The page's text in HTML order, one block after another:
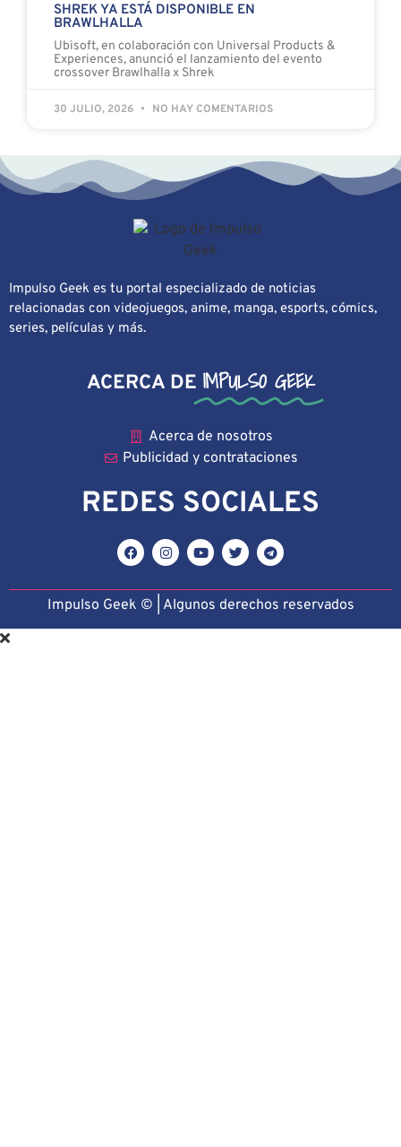
SHREK YA ESTÁ DISPONIBLE EN
BRAWLHALLA
Ubisoft, en colaboración con Universal Products &
Experiences, anunció el lanzamiento del evento
crossover Brawlhalla x Shrek
30 JULIO, 2026 NO HAY COMENTARIOS
Impulso Geek es tu portal especializado de noticias
relacionadas con videojuegos, anime, manga, esports, cómics,
series, películas y más.
ACERCA DE IMPULSO GEEK
Acerca de nosotros
Publicidad y contrataciones
REDES SOCIALES
Impulso Geek © | Algunos derechos reservados